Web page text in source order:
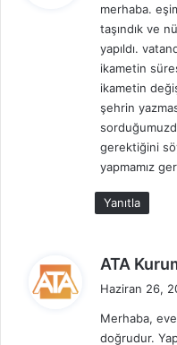
i
k
i
merhaba.
taşındık ve
yapıldı.
ikametin
ikametin
şehrin
gerektiğini
yapmamız
Yanıtla
ATA
Haziran 26,
Merhaba,
doğrudur.